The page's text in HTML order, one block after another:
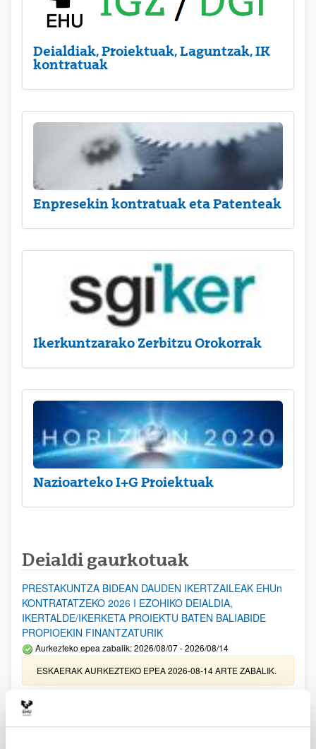
Deialdiak, Proiektuak, Laguntzak, IK
kontratuak
Enpresekin kontratuak eta Patenteak
Ikerkuntzarako Zerbitzu Orokorrak
Nazioarteko I+G Proiektuak
Deialdi gaurkotuak
PRESTAKUNTZA BIDEAN DAUDEN IKERTZAILEAK EHUn
KONTRATATZEKO 2026 I EZOHIKO DEIALDIA,
IKERTALDE/IKERKETA PROIEKTU BATEN BALIABIDE
PROPIOEKIN FINANTZATURIK
Aurkezteko epea zabalik: 2026/08/07 - 2026/08/14
ESKAERAK AURKEZTEKO EPEA 2026-08-14 ARTE ZABALIK.
UPV/EHUn Azpiegitura Zientifikoa eta Funts Bibliografikoak
erosi eta berritzeko laguntzak 2026